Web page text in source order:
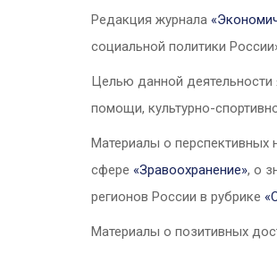
Редакция журнала
социальной политики
Целью данной деятельности
помощи, культурно-
Материалы о перспективных
сфере «Зравоохранение», о
регионов России в рубрике «
Материалы о позитивных